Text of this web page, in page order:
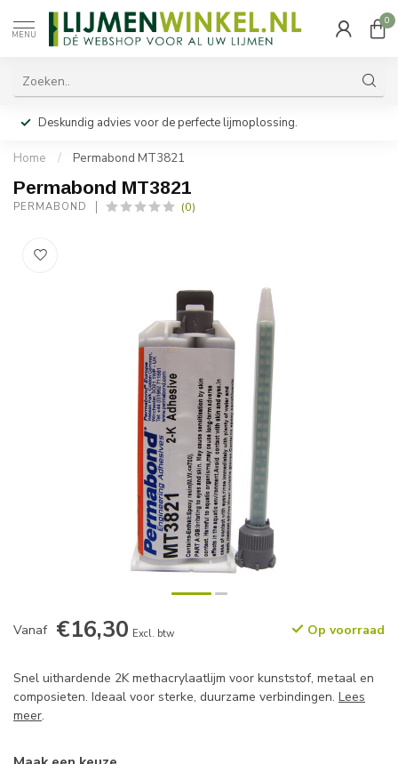
MENU
0
Deskundig advies voor de perfecte lijmoplossing.
Home / Permabond MT3821
Permabond MT3821
PERMABOND (0)
Vanaf €16,30 Excl. btw Op voorraad
Snel uithardende 2K methacrylaatlijm voor kunststof, metaal en
composieten. Ideaal voor sterke, duurzame verbindingen. Lees
meer.